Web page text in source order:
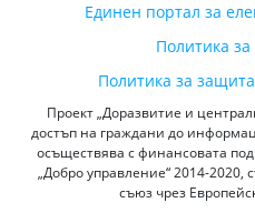
Единен портал за
Политика
Политика за
Проект „Доразвитие и
достъп на граждани до
осъществява с финансовата
„Добро управление“ 2014-
съюз чрез